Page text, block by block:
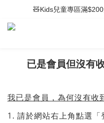
⚡滿$400免運費 | 滿
🧸Kids兒童專區滿
⚡滿$400免運費 | 滿
已是會員但沒有
我已是會員，為何沒有收
1. 請於網站右上角點選